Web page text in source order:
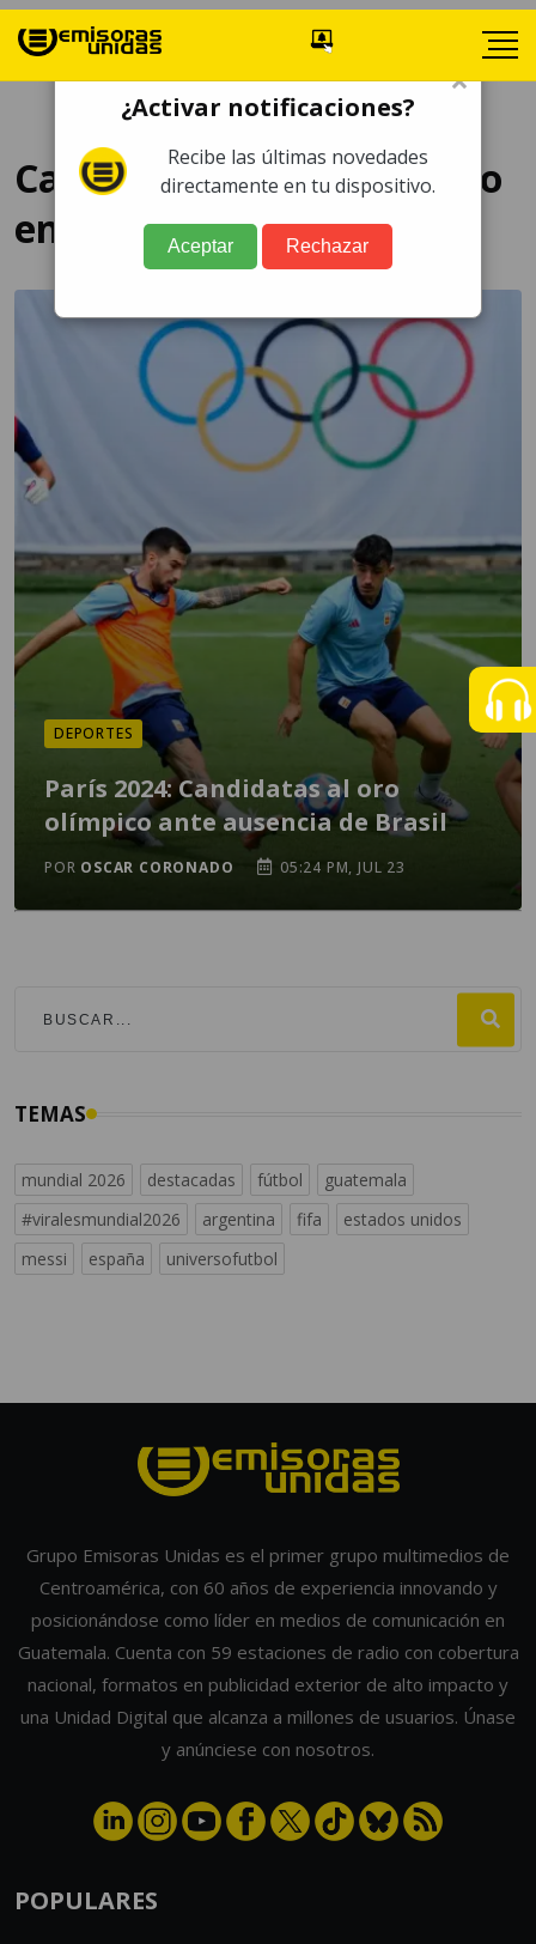
Candidatas al oro olímpico
en el futbol
DEPORTES
París 2024: Candidatas al oro
olímpico ante ausencia de Brasil
POR OSCAR CORONADO 05:24 PM, JUL 23
TEMAS
mundial 2026 destacadas fútbol
guatemala
#viralesmundial2026
argentina fifa
estados unidos
messi
españa universofutbol
Grupo Emisoras Unidas es el primer grupo multimedios de
Centroamérica, con 60 años de experiencia innovando y
posicionándose como líder en medios de comunicación en
Guatemala. Cuenta con 59 estaciones de radio con cobertura
nacional, formatos en publicidad exterior de alto impacto y
una Unidad Digital que alcanza a millones de usuarios. Únase
y anúnciese con nosotros.
POPULARES
×
¿Activar notificaciones?
Recibe las últimas novedades
directamente en tu dispositivo.
Aceptar Rechazar